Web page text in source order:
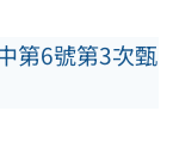
第6號第3次甄